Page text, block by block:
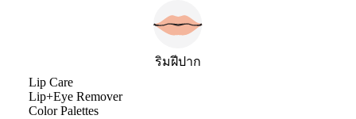
ริมฝีปาก
Lip Care
Lip+Eye Remover
Color Palettes